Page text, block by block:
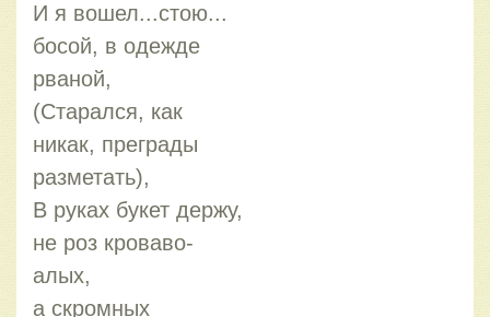
И я вошел...стою...
босой, в одежде
рваной,
(Старался, как
никак, преграды
разметать),
В руках букет держу,
не роз кроваво-
алых,
а скромных